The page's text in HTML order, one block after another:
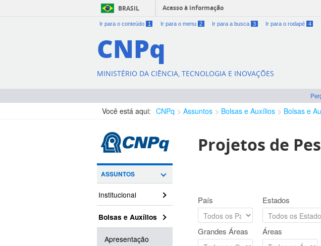
BRASIL Acesso à informação
Ir para o conteúdo 1 Ir para o menu 2 Ir para a busca 3 Ir para o rodapé 4
CNPq
MINISTÉRIO DA CIÊNCIA, TECNOLOGIA E INOVAÇÕES
Você está aqui: CNPq Assuntos Bolsas e Auxílios Bolsas e
ASSUNTOS
Institucional
Bolsas e Auxílios
Apresentação
Projetos de
País Estados
Grandes Áreas Áreas